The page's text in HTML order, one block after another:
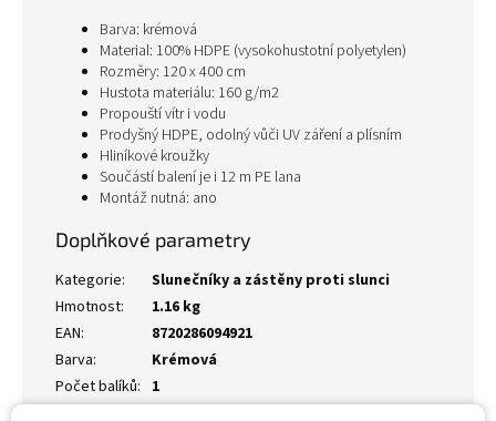
Barva: krémová
Material: 100% HDPE (vysokohustotní polyetylen)
Rozměry: 120 x 400 cm
Hustota materiálu: 160 g/m2
Propouští vítr i vodu
Prodyšný HDPE, odolný vůči UV záření a plísním
Hliníkové kroužky
Součástí balení je i 12 m PE lana
Montáž nutná: ano
Doplňkové parametry
Kategorie:
Slunečníky a zástěny proti slunci
Hmotnost:
1.16 kg
EAN:
8720286094921
Barva:
Krémová
Počet balíků: 1